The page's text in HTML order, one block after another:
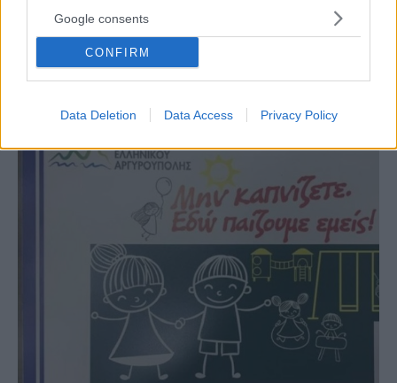
Google consents
CONFIRM
Data Deletion Data Access Privacy Policy
NEWSROOM
Κλειστές σήμερα (03/01) οι παιδικές χαρές της
Γλυφάδας λόγω κακοκαιρίας